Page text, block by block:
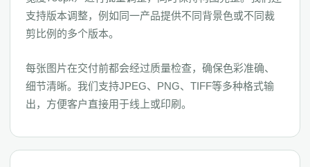
支持版本调整，例如同一产品提供不同背景色或不同裁
剪比例的多个版本。
每张图片在交付前都会经过质量检查，确保色彩准确、
细节清晰。我们支持JPEG、PNG、TIFF等多种格式输
出，方便客户直接用于线上或印刷。